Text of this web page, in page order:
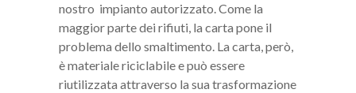
nostro impianto autorizzato. Come la
maggior parte dei rifiuti, la carta pone il
problema dello smaltimento. La carta, però,
è materiale riciclabile e può essere
riutilizzata attraverso la sua trasformazione